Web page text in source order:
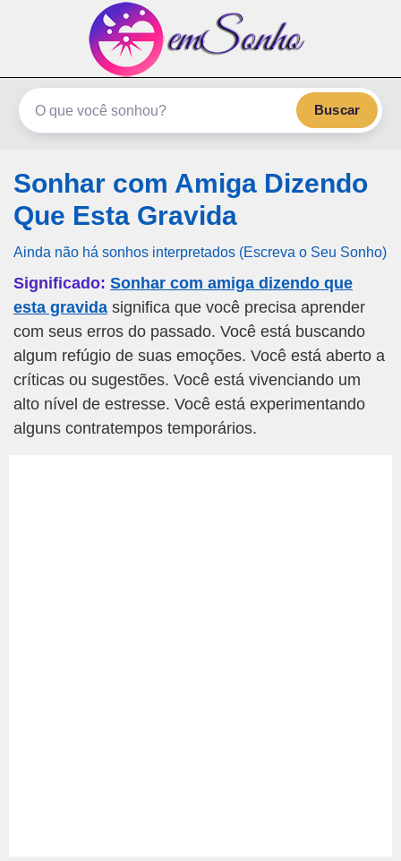
emSonho.com
Os sonhos significam mais
Buscar
Sonhar com Amiga Dizendo
Que Esta Gravida
Ainda não há sonhos interpretados (Escreva o Seu Sonho)
Significado: Sonhar com amiga dizendo que
esta gravida significa que você precisa aprender
com seus erros do passado. Você está buscando
algum refúgio de suas emoções. Você está aberto a
críticas ou sugestões. Você está vivenciando um
alto nível de estresse. Você está experimentando
alguns contratempos temporários.